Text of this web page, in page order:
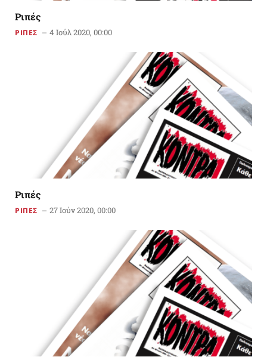
Ριπές
ΡΙΠΕΣ 4 Ιούλ 2020, 00:00
Ριπές
ΡΙΠΕΣ 27 Ιούν 2020, 00:00